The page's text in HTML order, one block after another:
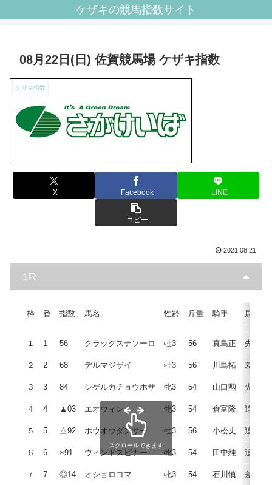
ケザキの競馬指数サイト
08月22日(日) 佐賀競馬場 ケザキ指数
ケザキ指数
X Facebook LINE
コピー
2021.08.21
1R
枠 番 指数 馬名 性齢 斤量 騎手 展開
１ 1 56 クラックステソーロ 牡3 56 真島正 先
２ 2 68 デルマジザイ 牡3 56 川島拓 差
３ 3 84 シゲルカチョウホサ 牝3 54 山口勲 先
４ 4 ▲03 エオウィン 牝3 54 倉富隆 追
５ 5 △92 ホウオウダンサー 牡3 56 小松丈 追
６ 6 ×91 ウィンドスピナー 牝3 54 田中純 追
７ 7 ◎14 オショロコマ 牝3 54 石川慎 差
スクロールできます